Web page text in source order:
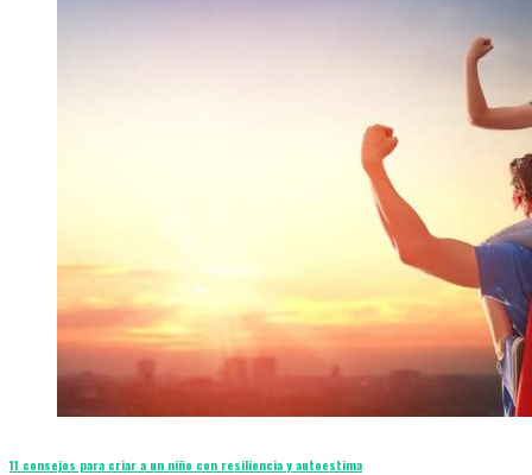
11 consejos para criar a un niño con resiliencia y autoestima